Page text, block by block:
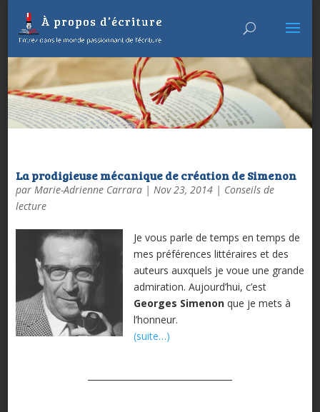
La prodigieuse mécanique de création de Simenon
par Marie-Adrienne Carrara| Nov 23, 2014| Conseils de
lecture
Je vous parle de temps en temps de
mes préférences littéraires et des
auteurs auxquels je voue une grande
admiration. Aujourd’hui, c’est
Georges Simenonque je mets à
l’honneur.
(suite…)